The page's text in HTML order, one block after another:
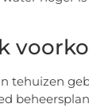
tehuizen